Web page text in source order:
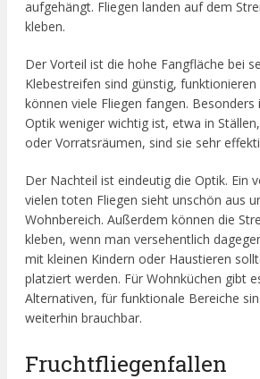
aufgehängt. Fliegen landen auf dem
kleben.
Der Vorteil ist die hohe Fangfläche bei
Klebestreifen sind günstig,
können viele Fliegen fangen. Besonders
Optik weniger wichtig ist, etwa in
oder Vorratsräumen, sind sie sehr
Der Nachteil ist eindeutig die Optik. Ein
vielen toten Fliegen sieht unschön aus
Wohnbereich. Außerdem können die
kleben, wenn man versehentlich
mit kleinen Kindern oder Haustieren
platziert werden. Für Wohnküchen gibt
Alternativen, für funktionale Bereiche
weiterhin brauchbar.
Fruchtfliegenfallen